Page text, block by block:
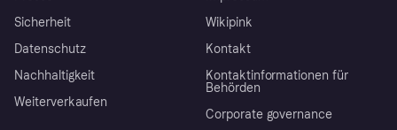
Sicherheit
Datenschutz
Nachhaltigkeit
Weiterverkaufen
Wikipink
Kontakt
Kontaktinformationen für
Behörden
Corporate governance